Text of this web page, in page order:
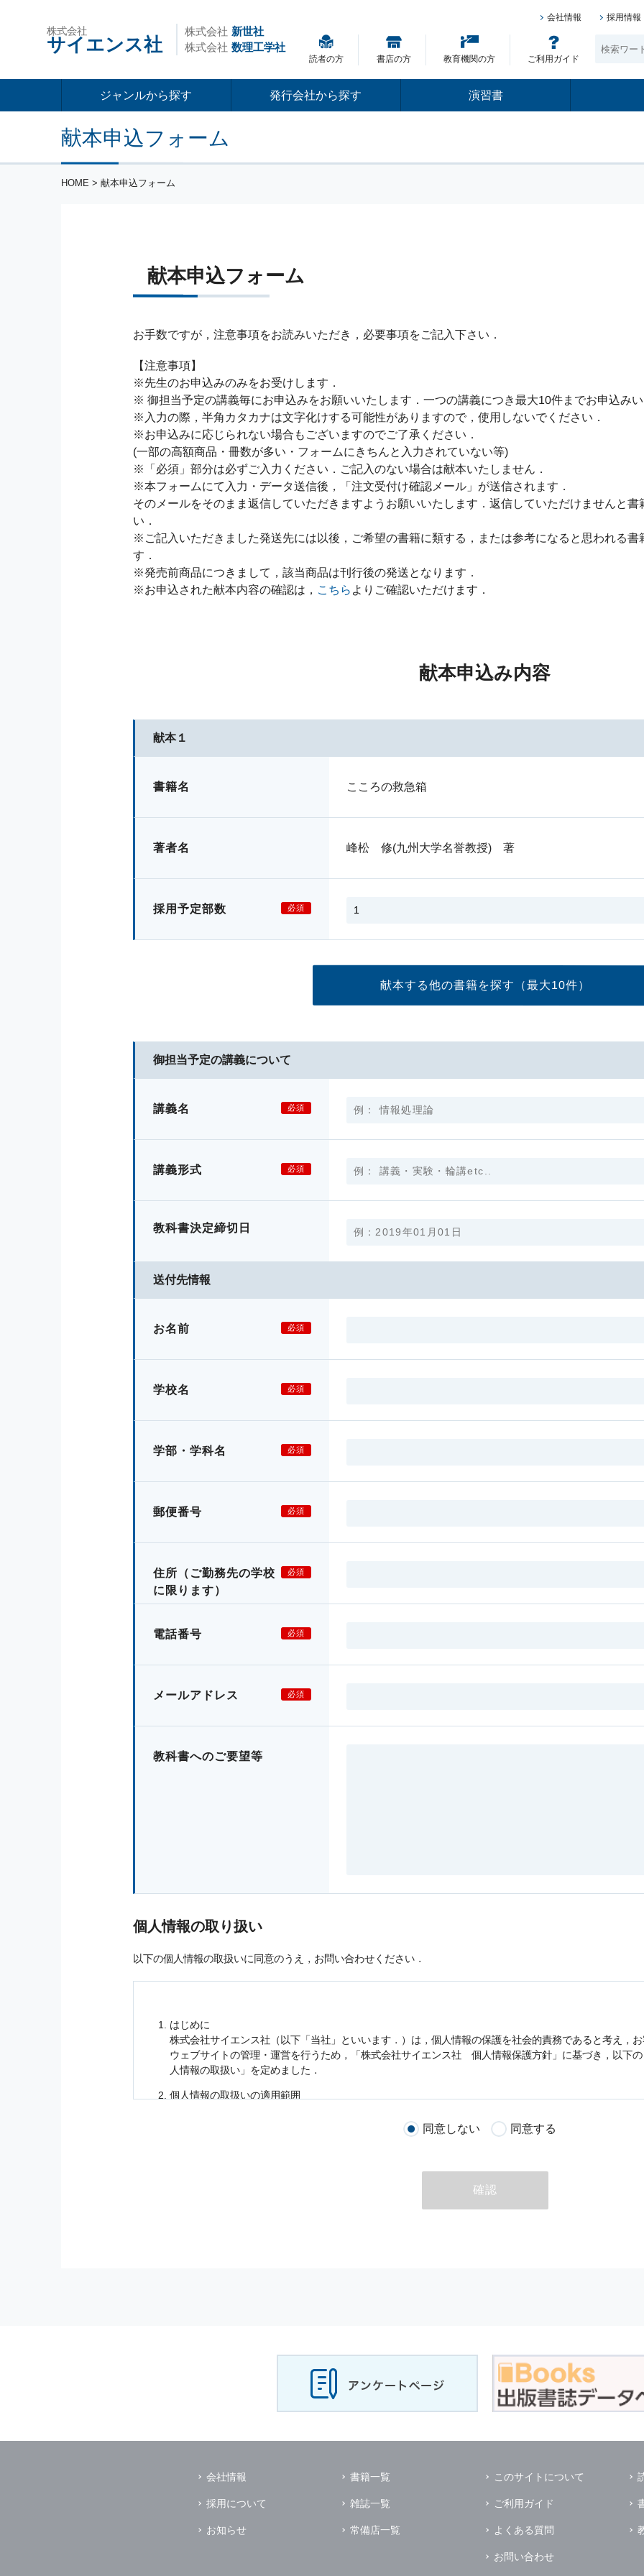
株式会社
サイエンス社
株式会社 新世社
株式会社 数理工学社
会社情報 採用情報
読者の方 書店の方 教育機関の方 ご利用ガイド
ジャンルから探す 発行会社から探す 演習書
献本申込フォーム
HOME > 献本申込フォーム
献本申込フォーム
お手数ですが，注意事項をお読みいただき，必要事項をご記入下さい．
【注意事項】
※先生のお申込みのみをお受けします．
※ 御担当予定の講義毎にお申込みをお願いいたします．一つの講義につき最大10件までお申込み
※入力の際，半角カタカナは文字化けする可能性がありますので，使用しないでください．
※お申込みに応じられない場合もございますのでご了承ください．
(一部の高額商品・冊数が多い・フォームにきちんと入力されていない等)
※「必須」部分は必ずご入力ください．ご記入のない場合は献本いたしません．
※本フォームにて入力・データ送信後，「注文受付け確認メール」が送信されます．
そのメールをそのまま返信していただきますようお願いいたします．返信していただけませんと
い．
※ご記入いただきました発送先には以後，ご希望の書籍に類する，または参考になると思われる
す．
※発売前商品につきまして，該当商品は刊行後の発送となります．
※お申込された献本内容の確認は， こちら よりご確認いただけます．
献本申込み内容
献本１
書籍名 こころの救急箱
著者名 峰松 修(九州大学名誉教授) 著
採用予定部数 必須
献本する他の書籍を探す （最大10件）
御担当予定の講義について
講義名 必須
講義形式 必須
教科書決定締切日
送付先情報
お名前 必須
学校名 必須
学部・学科名 必須
郵便番号 必須
住所 （ご勤務先の学校
に限ります）
必須
電話番号 必須
メールアドレス 必須
教科書へのご要望等
個人情報の取り扱い
以下の個人情報の取扱いに同意のうえ，お問い合わせください．
はじめに
株式会社サイエンス社（以下「当社」といいます．）は，個人情報の保護を社会的責務であると考え，
ウェブサイトの管理・運営を行うため，「株式会社サイエンス社 個人情報保護方針」に基づき，以下
人情報の取扱い」を定めました．
個人情報の取扱いの適用範囲
個人情報 個人情報
の他に，以下の各号に定める目的のために利用することがあります．
本サービスの提供または以下に定める目的以外に，当社はお客様の個人情報利用することはありません．
の正確性及び安全性を確保する為，個人情報へのアクセス管理，持ち出し手段の制限，
破壊，改ざんなどに対しては，合理的な安全対策を講じるとともに，万一，漏洩等個人情報に関する事
を含む適切な対策を速やかに講じます．
の預託について
その場合は，業務委託先の適切な管理及び監督を行います．
個人情報の第三者への開示
当社は，個人情報 を本人の許可無く他の事業者や個人などの第三者に提供および公開することはありま
ただし，以下に該当する場合はその限りではありません．
（1） 情報提供について本人の同意がある場合
を開示する場合．ただし，この場合に開示
同意しない 同意する
確認
会社情報
採用について
お知らせ
書籍一覧
雑誌一覧
常備店一覧
このサイトについて
ご利用ガイド
よくある質問
お問い合わせ